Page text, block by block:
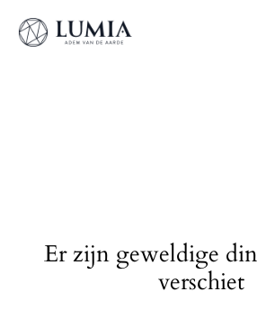
Er zijn geweldige
verschiet